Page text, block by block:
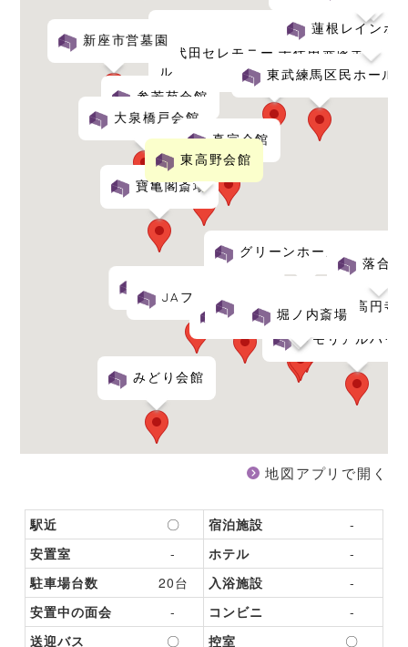
グリーンホール環七野方
千代田セレモニー 千代田赤塚ホー
ル
メモリアルハウ
参芳苑会館
JAフューネラルサロン成田東
東武練馬区民ホール
瀧田
東礼城西サポートセンター
大泉橋戸会館
蓮根レインボ
コムウェルホール高円寺
新座市営墓園
みどり会館
寶亀閣斎場
堀ノ内斎場
東高野会館
真宗会館
落合斎
地図アプリで開く
駅近 〇 宿泊施設
-
安置室
- ホテル
-
駐車場台数
20台 入浴施設
-
安置中の面会
- コンビニ
-
送迎バス
〇 控室 〇